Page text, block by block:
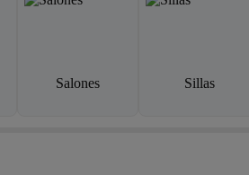
Salones Sillas